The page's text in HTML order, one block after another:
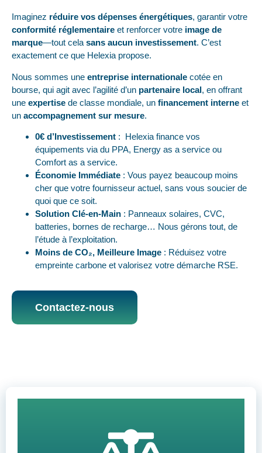
Imaginez réduire vos dépenses énergétiques, garantir votre
conformité réglementaire et renforcer votre image de
marque—tout cela sans aucun investissement. C’est
exactement ce que Helexia propose.
Nous sommes une entreprise internationale cotée en
bourse, qui agit avec l’agilité d’un partenaire local, en offrant
une expertise de classe mondiale, un financement interne et
un accompagnement sur mesure.
0€ d’Investissement : Helexia finance vos
équipements via du PPA, Energy as a service ou
Comfort as a service.
Économie Immédiate : Vous payez beaucoup moins
cher que votre fournisseur actuel, sans vous soucier de
quoi que ce soit.
Solution Clé-en-Main : Panneaux solaires, CVC,
batteries, bornes de recharge… Nous gérons tout, de
l’étude à l’exploitation.
Moins de CO₂, Meilleure Image : Réduisez votre
empreinte carbone et valorisez votre démarche RSE.
Contactez-nous
Contact